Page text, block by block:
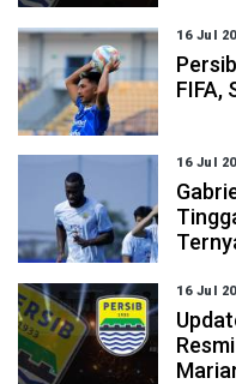
16 Jul
FIFA,
16 Jul
16 Jul